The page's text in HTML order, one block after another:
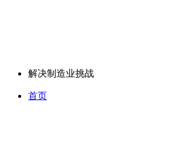
解决制造业挑战
首页